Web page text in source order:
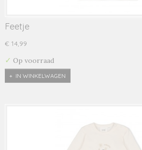
Feetje
€ 14,99
✓ Op voorraad
IN WINKELWAGEN